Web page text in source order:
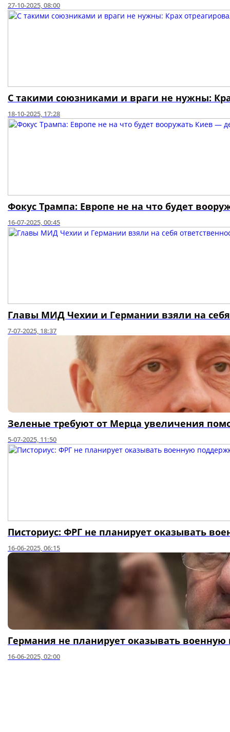
27-10-2025, 08:00
С такими союзниками и враги не нужны:
18-10-2025, 17:28
Фокус Трампа: Европе не на что будет
16-07-2025, 00:45
Главы МИД Чехии и Германии взяли на
7-07-2025, 18:37
Зеленые требуют от Мерца увеличения
5-07-2025, 11:50
Писториус: ФРГ не планирует оказывать
16-06-2025, 06:15
Германия не планирует оказывать
16-06-2025, 02:00